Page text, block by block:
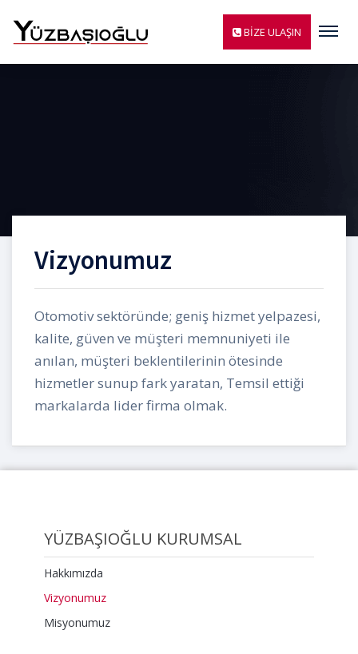
BİZE ULAŞIN Menü
Vizyonumuz
Otomotiv sektöründe; geniş hizmet yelpazesi,
kalite, güven ve müşteri memnuniyeti ile
anılan, müşteri beklentilerinin ötesinde
hizmetler sunup fark yaratan, Temsil ettiği
markalarda lider firma olmak.
YÜZBAŞIOĞLU KURUMSAL
Hakkımızda
Vizyonumuz
Misyonumuz